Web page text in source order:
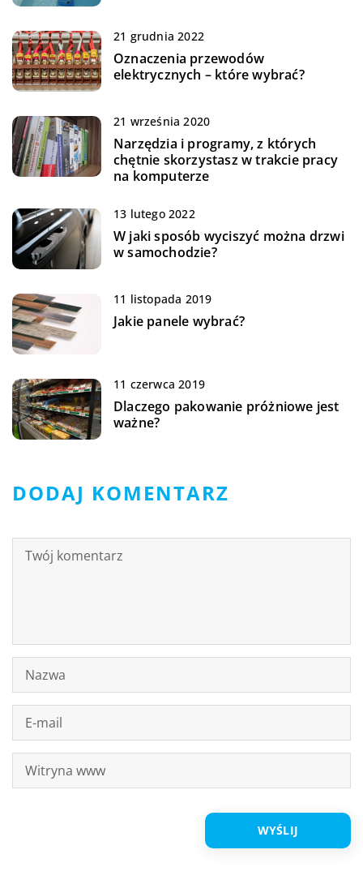
21 grudnia 2022
Oznaczenia przewodów
elektrycznych – które wybrać?
21 września 2020
Narzędzia i programy, z których
chętnie skorzystasz w trakcie pracy
na komputerze
13 lutego 2022
W jaki sposób wyciszyć można drzwi
w samochodzie?
11 listopada 2019
Jakie panele wybrać?
11 czerwca 2019
Dlaczego pakowanie próżniowe jest
ważne?
DODAJ KOMENTARZ